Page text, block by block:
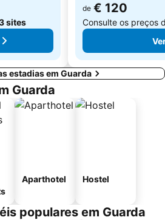
sites
de € 120
Consulte os preços
estadias em Guarda
Guarda
Aparthotel Hostel
populares em Guarda